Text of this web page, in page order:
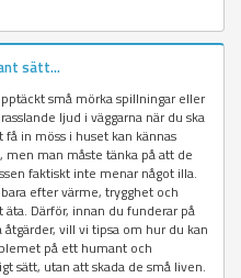
sätt...
små mörka spillningar eller
ljud i väggarna när du ska
få in möss i huset kan kännas
men man måste tänka på att de
faktiskt inte menar något illa.
efter värme, trygghet och
äta. Därför, innan du funderar på
åtgärder, vill vi tipsa om hur du kan
på ett humant och
sätt, utan att skada de små liven.